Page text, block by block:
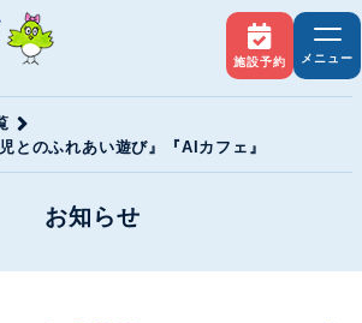
施設予約 メニュー
とのふれあい遊び』『AIカフェ』
お知らせ